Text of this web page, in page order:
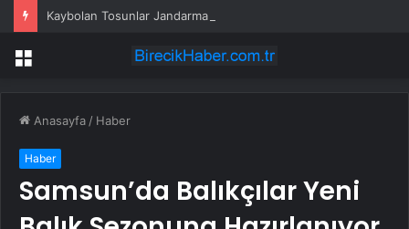
Kaybolan Tosunlar Jandarma Tarafından Bulundu
Menü
Anasayfa / Haber
Haber
Samsun’da Balıkçılar Yeni